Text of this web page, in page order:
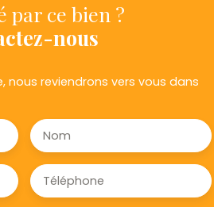
par ce bien ?
nous
nous reviendrons vers vous dans
Nom
Téléphone